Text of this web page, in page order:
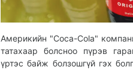
Америкийн "Coca-Cola"
татахаар болсноо пүрэв
үртэс байж болзошгүй гэх